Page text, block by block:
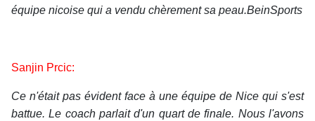
équipe nicoise qui a vendu chèrement sa peau.BeinSports
Sanjin Prcic:
Ce n'était pas évident face à une équipe de Nice qui s'est
battue. Le coach parlait d'un quart de finale. Nous l'avons